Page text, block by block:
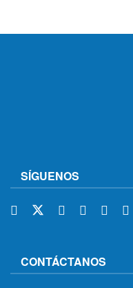
SÍGUENOS
CONTÁCTANOS